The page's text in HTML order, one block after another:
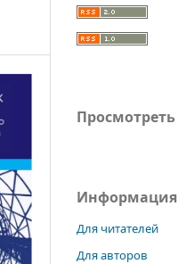
Просмотреть
Информация
Для читателей
Для авторов